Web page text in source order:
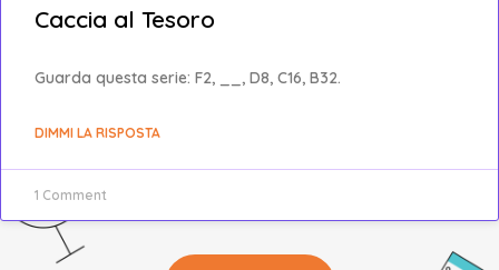
Caccia al Tesoro
Guarda questa serie: F2, __, D8, C16, B32.
DIMMI LA RISPOSTA
1 Comment